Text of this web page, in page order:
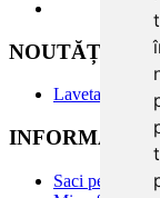
ARC-EN-
ARCELIK
ARCTIC
ARENA (1)
(5)
ARIETE
ARNO
NOUTĂȚi
Laveta din
INFORMATII
Saci pentru